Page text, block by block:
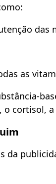
das
as
cortisol,
da